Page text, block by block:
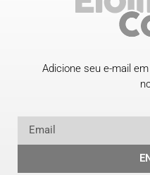
Adicione seu e-mail